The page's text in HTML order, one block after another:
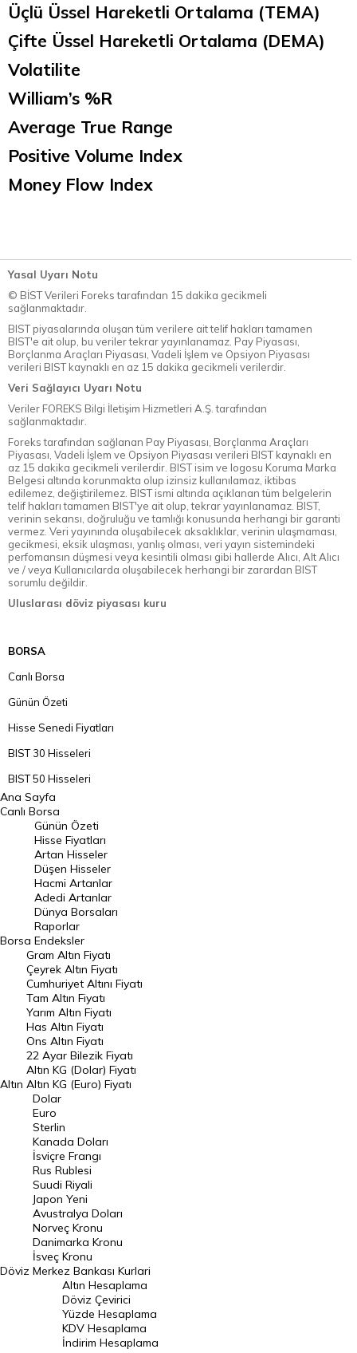
Üçlü Üssel Hareketli Ortalama (TEMA)
Çifte Üssel Hareketli Ortalama (DEMA)
Volatilite
William’s %R
Average True Range
Positive Volume Index
Money Flow Index
Yasal Uyarı Notu
© BİST Verileri Foreks tarafından 15 dakika gecikmeli
sağlanmaktadır.
BIST piyasalarında oluşan tüm verilere ait telif hakları tamamen
BIST'e ait olup, bu veriler tekrar yayınlanamaz. Pay Piyasası,
Borçlanma Araçları Piyasası, Vadeli İşlem ve Opsiyon Piyasası
verileri BIST kaynaklı en az 15 dakika gecikmeli verilerdir.
Veri Sağlayıcı Uyarı Notu
Veriler FOREKS Bilgi İletişim Hizmetleri A.Ş. tarafından
sağlanmaktadır.
Foreks tarafından sağlanan Pay Piyasası, Borçlanma Araçları
Piyasası, Vadeli İşlem ve Opsiyon Piyasası verileri BIST kaynaklı en
az 15 dakika gecikmeli verilerdir. BIST isim ve logosu Koruma Marka
Belgesi altında korunmakta olup izinsiz kullanılamaz, iktibas
edilemez, değiştirilemez. BIST ismi altında açıklanan tüm belgelerin
telif hakları tamamen BIST'ye ait olup, tekrar yayınlanamaz. BIST,
verinin sekansı, doğruluğu ve tamlığı konusunda herhangi bir garanti
vermez. Veri yayınında oluşabilecek aksaklıklar, verinin ulaşmaması,
gecikmesi, eksik ulaşması, yanlış olması, veri yayın sistemindeki
perfomansın düşmesi veya kesintili olması gibi hallerde Alıcı, Alt Alıcı
ve / veya Kullanıcılarda oluşabilecek herhangi bir zarardan BIST
sorumlu değildir.
Uluslarası döviz piyasası kuru
BORSA
Canlı Borsa
Günün Özeti
Hisse Senedi Fiyatları
BIST 30 Hisseleri
BIST 50 Hisseleri
BIST 100 Hisseleri
En Çok Artan Hisseler
En Çok Düşen Hisseler
Hacmi Artanlar
Geçmiş Kapanışlar
Dünya Borsaları
Raporlar
Endeksler
DÖVİZ
Döviz Kuru
Dolar Kuru
Euro Kuru
Pound Kuru
Frank Kuru
Riyal Kuru
Avustralya Doları
Danimarka Kronu Kuru
Kanada Doları Kuru
Norveç Kronu Kuru
İsveç Kronu Kuru
Japon Yeni Kuru
Serbest Piyasa Döviz Kurları
Ana Sayfa
Canlı Borsa
Borsa
Günün Özeti
Hisse Fiyatları
Artan Hisseler
Düşen Hisseler
Hacmi Artanlar
Adedi Artanlar
Dünya Borsaları
Raporlar
Endeksler
Altın
Gram Altın Fiyatı
Çeyrek Altın Fiyatı
Cumhuriyet Altını Fiyatı
Tam Altın Fiyatı
Yarım Altın Fiyatı
Has Altın Fiyatı
Ons Altın Fiyatı
22 Ayar Bilezik Fiyatı
Altın KG (Dolar) Fiyatı
Altın KG (Euro) Fiyatı
Döviz
Dolar
Euro
Sterlin
Kanada Doları
İsviçre Frangı
Rus Rublesi
Suudi Riyali
Japon Yeni
Avustralya Doları
Norveç Kronu
Danimarka Kronu
İsveç Kronu
Merkez Bankası Kurlari
Altın Hesaplama
Döviz Çevirici
Yüzde Hesaplama
KDV Hesaplama
İndirim Hesaplama